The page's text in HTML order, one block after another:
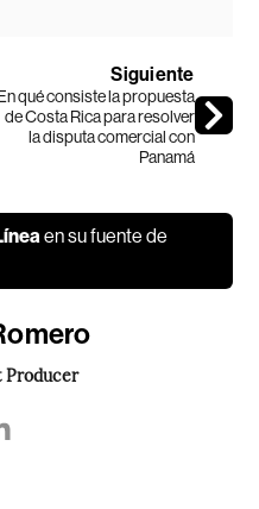
Siguiente
qué consiste la propuesta
de Costa Rica para resolver
la disputa comercial con
Panamá
en su fuente de
Producer